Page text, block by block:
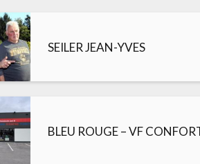
SEILER JEAN-YVES
BLEU ROUGE – VF